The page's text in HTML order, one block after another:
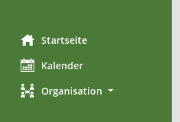
Startseite
Kalender
Organisation